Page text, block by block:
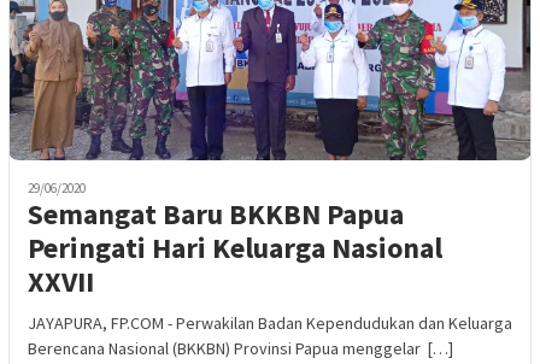
29/06/2020
Semangat Baru BKKBN Papua
Peringati Hari Keluarga Nasional
XXVII
JAYAPURA, FP.COM - Perwakilan Badan Kependudukan dan Keluarga
Berencana Nasional (BKKBN) Provinsi Papua menggelar […]